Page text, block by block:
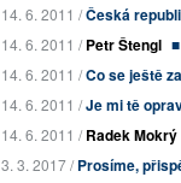
14. 6. 2011 /Česká
14. 6. 2011 /Petr Štengl
14. 6. 2011 /Co se ještě
14. 6. 2011 /Je mi tě
14. 6. 2011 /Radek Mokrý
3. 3. 2017 /Prosíme,